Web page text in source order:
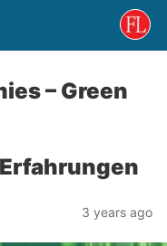
– Green
3 years ago